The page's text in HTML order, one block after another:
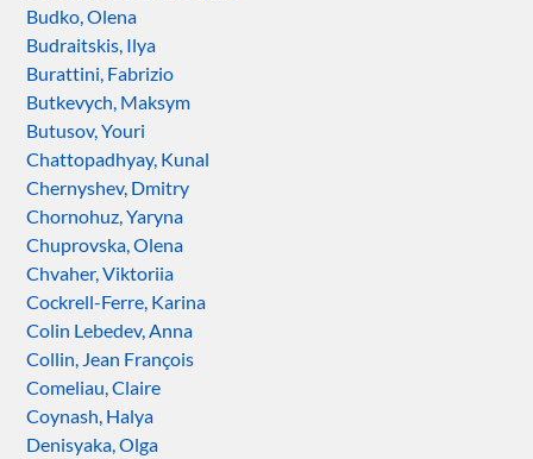
Budko, Olena
Budraitskis, Ilya
Burattini, Fabrizio
Butkevych, Maksym
Butusov, Youri
Chattopadhyay, Kunal
Chernyshev, Dmitry
Chornohuz, Yaryna
Chuprovska, Olena
Chvaher, Viktoriia
Cockrell-Ferre, Karina
Colin Lebedev, Anna
Collin, Jean François
Comeliau, Claire
Coynash, Halya
Denisyaka, Olga